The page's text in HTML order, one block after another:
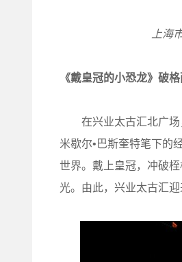
上海
《戴皇冠的小恐龙》破
在兴业太古汇北广场
米歇尔•巴斯奎特笔下的
世界。戴上皇冠，冲破
光。由此，兴业太古汇